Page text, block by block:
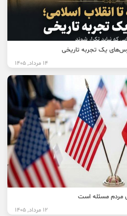
یک تجربه تاریخی
14 مرداد, 1405
مردم مسئله است
12 مرداد, 1405